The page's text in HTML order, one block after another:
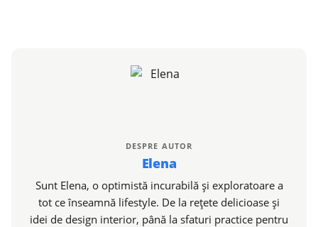
DESPRE AUTOR
Elena
Sunt Elena, o optimistă incurabilă și exploratoare a
tot ce înseamnă lifestyle. De la rețete delicioase și
idei de design interior, până la sfaturi practice pentru